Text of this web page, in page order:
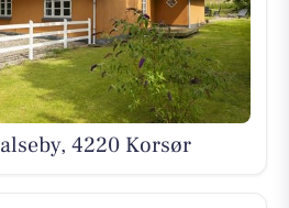
4220 Korsør